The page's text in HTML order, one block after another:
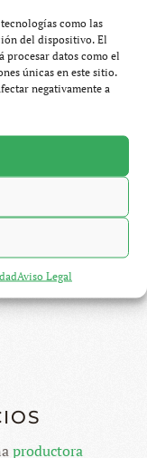
como las
del dispositivo. El
procesar datos como el
únicas en este sitio.
negativamente a
Aviso Legal
DENUESTRO
Twittear
productora